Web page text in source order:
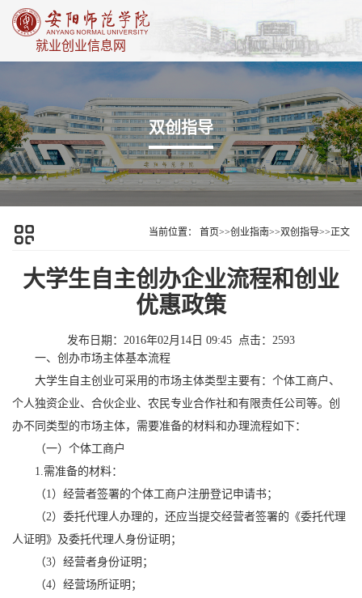
就业创业信息网
双创指导
当前位置： 首页>>创业指南>>双创指导>>正文
大学生自主创办企业流程和创业
优惠政策
发布日期：2016年02月14日 09:45 点击： 2593
一、创办市场主体基本流程
大学生自主创业可采用的市场主体类型主要有：个体工商户、
个人独资企业、合伙企业、农民专业合作社和有限责任公司等。创
办不同类型的市场主体，需要准备的材料和办理流程如下：
（一）个体工商户
1.需准备的材料：
（1）经营者签署的个体工商户注册登记申请书；
（2）委托代理人办理的，还应当提交经营者签署的《委托代理
人证明》及委托代理人身份证明；
（3）经营者身份证明；
（4）经营场所证明；